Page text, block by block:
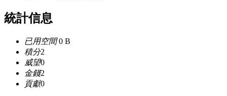
統計信息
已用空間0 B
積分2
威望0
金錢2
貢獻0